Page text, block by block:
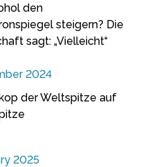
den
steigern? Die
sagt: „Vielleicht“
2024
der Weltspitze auf
2025